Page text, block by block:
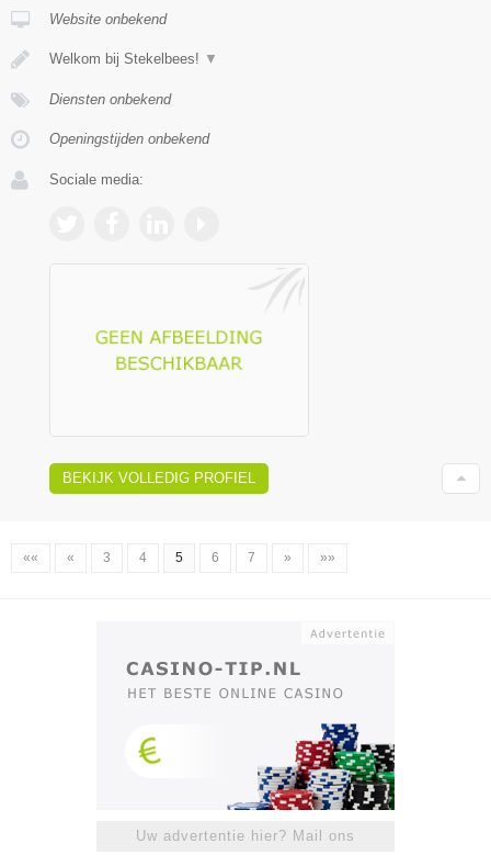
Website onbekend
Welkom bij Stekelbees! ▼
Diensten onbekend
Openingstijden onbekend
Sociale media:
BEKIJK VOLLEDIG PROFIEL
«« « 3 4 5 6 7 » »»
Uw advertentie hier? Mail ons